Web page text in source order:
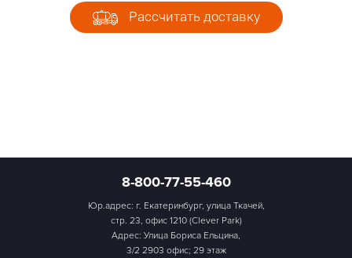
Рассчитать доставку
8-800-77-55-460
Юр.адрес: г. Екатеринбург, улица Ткачей,
стр. 23, офис 1210 (Clever Park)
Адрес: Улица Бориса Ельцина,
3/2 2903 офис; 29 этаж